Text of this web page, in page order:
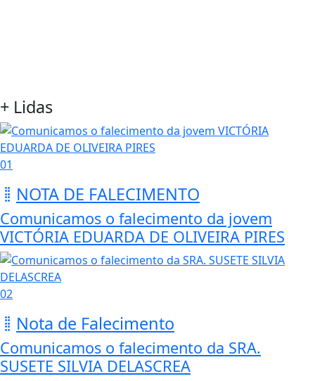
+ Lidas
01
NOTA DE FALECIMENTO
Comunicamos o falecimento da jovem
VICTÓRIA EDUARDA DE OLIVEIRA PIRES
02
Nota de Falecimento
Comunicamos o falecimento da SRA.
SUSETE SILVIA DELASCREA